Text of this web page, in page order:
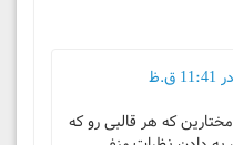
که هر قالبی رو که